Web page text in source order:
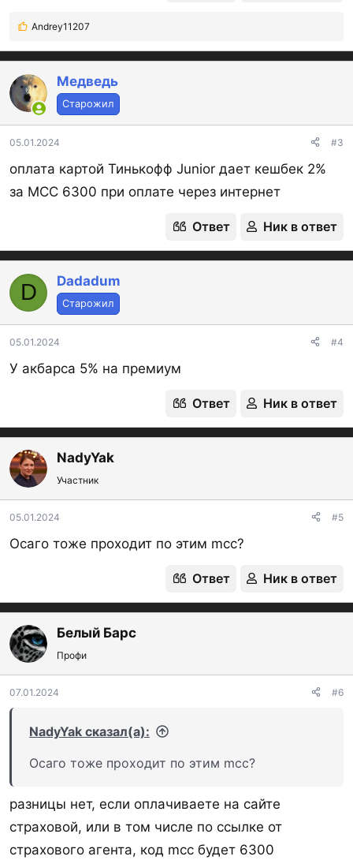
Р
а
к
ц
и
и
:
Andrey11207
Медведь
Старожил
05.01.2024 #3
оплата картой Тинькофф Junior дает кешбек 2%
за МСС 6300 при оплате через интернет
Ответ Ник в ответ
D Dadadum
Старожил
05.01.2024 #4
У акбарса 5% на премиум
Ответ Ник в ответ
NadyYak
Участник
05.01.2024 #5
Осаго тоже проходит по этим mcc?
Ответ Ник в ответ
Белый Барс
Профи
07.01.2024 #6
NadyYak сказал(а):
Осаго тоже проходит по этим mcc?
разницы нет, если оплачиваете на сайте
страховой, или в том числе по ссылке от
страхового агента, код mcc будет 6300